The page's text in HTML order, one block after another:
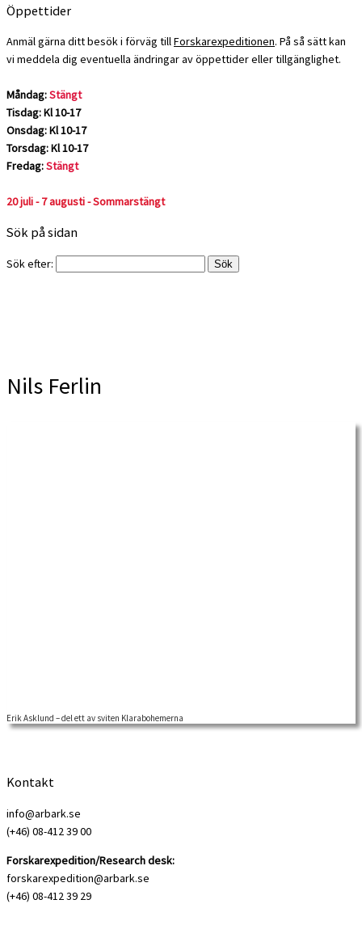
Öppettider
Anmäl gärna ditt besök i förväg tillForskarexpeditionen. På så sätt kan
vi meddela dig eventuella ändringar av öppettider eller tillgänglighet.
Måndag:Stängt
Tisdag: Kl 10-17
Onsdag: Kl 10-17
Torsdag: Kl 10-17
Fredag:Stängt
20 juli - 7 augusti - Sommarstängt
Sök på sidan
Sök efter:
Nils Ferlin
Vi har tidigare skrivit boktips om Erik Asklunds böcker, bland annat hans
Erik Asklund – del ett av sviten Klarabohemerna
Kontakt
info@arbark.se
(+46) 08-412 39 00
Forskarexpedition/Research desk:
forskarexpedition@arbark.se
(+46) 08-412 39 29